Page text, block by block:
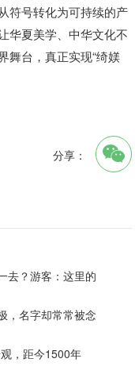
符号转化为可持续的产
华夏美学、中华文化不
舞台，真正实现“绮媄
分享：
去？游客：这里的
，名字却常常被念
，距今1500年